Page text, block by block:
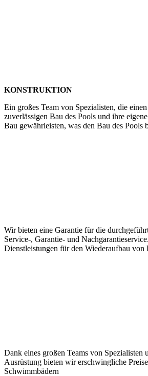
KONSTRUKTION
Ein großes Team von Spezialisten, die
zuverlässigen Bau des Pools und ihre
Bau gewährleisten, was den Bau des Pools
Wir bieten eine Garantie für die
Service-, Garantie- und
Dienstleistungen für den Wiederaufbau von
Dank eines großen Teams von Spezialisten
Ausrüstung bieten wir erschwingliche
Schwimmbädern